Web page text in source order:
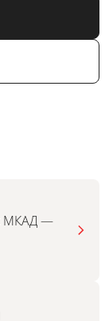
МКАД —